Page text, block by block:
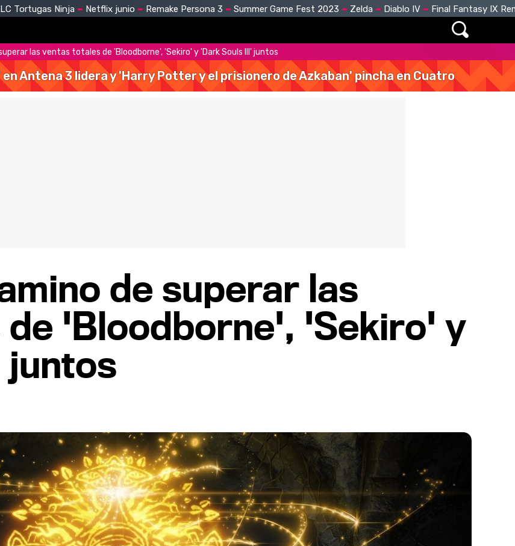
Tortugas Ninja Netflix junio Remake Persona 3 Summer Game Fest 2023 Zelda Diablo IV Final Fantasy IX
las ventas totales de 'Bloodborne', 'Sekiro' y 'Dark Souls III' juntos
Antena 3 lidera y 'Harry Potter y el prisionero de Azkaban' pincha en Cuatro
de superar las
'Bloodborne', 'Sekiro' y
juntos